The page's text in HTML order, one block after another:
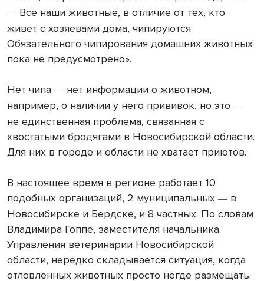
— Все наши животные, в отличие от тех, кто
живет с хозяевами дома, чипируются.
Обязательного чипирования домашних животных
пока не предусмотрено».
Нет чипа — нет информации о животном,
например, о наличии у него прививок, но это —
не единственная проблема, связанная с
хвостатыми бродягами в Новосибирской области.
Для них в городе и области не хватает приютов.
В настоящее время в регионе работает 10
подобных организаций, 2 муниципальных — в
Новосибирске и Бердске, и 8 частных. По словам
Владимира Гоппе, заместителя начальника
Управления ветеринарии Новосибирской
области, нередко складывается ситуация, когда
отловленных животных просто негде размещать.